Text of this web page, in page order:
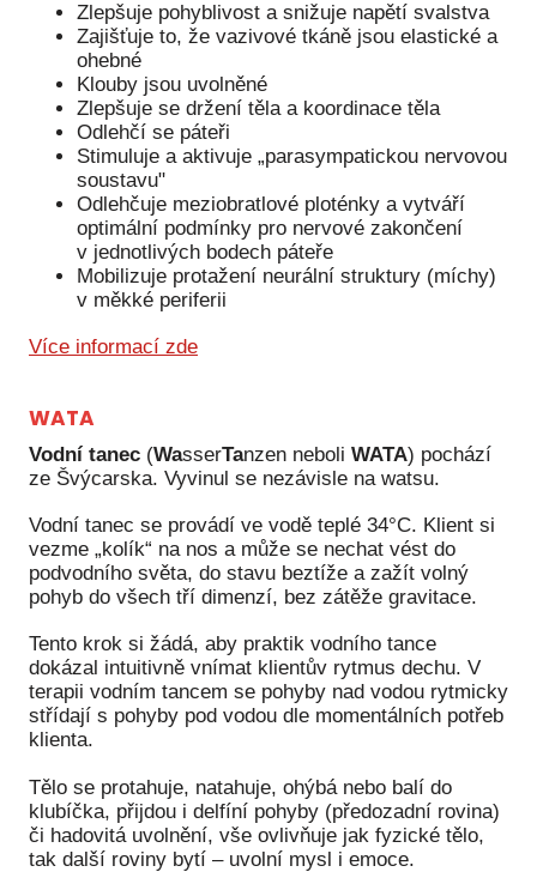
Zlepšuje pohyblivost a snižuje napětí svalstva
Zajišťuje to, že vazivové tkáně jsou elastické a
ohebné
Klouby jsou uvolněné
Zlepšuje se držení těla a koordinace těla
Odlehčí se páteři
Stimuluje a aktivuje „parasympatickou nervovou
soustavu"
Odlehčuje meziobratlové ploténky a vytváří
optimální podmínky pro nervové zakončení
v jednotlivých bodech páteře
Mobilizuje protažení neurální struktury (míchy)
v měkké periferii
Více informací zde
WATA
Vodní tanec (WasserTanzen neboli WATA) pochází
ze Švýcarska. Vyvinul se nezávisle na watsu.
Vodní tanec se provádí ve vodě teplé 34°C. Klient si
vezme „kolík“ na nos a může se nechat vést do
podvodního světa, do stavu beztíže a zažít volný
pohyb do všech tří dimenzí, bez zátěže gravitace.
Tento krok si žádá, aby praktik vodního tance
dokázal intuitivně vnímat klientův rytmus dechu. V
terapii vodním tancem se pohyby nad vodou rytmicky
střídají s pohyby pod vodou dle momentálních potřeb
klienta.
Tělo se protahuje, natahuje, ohýbá nebo balí do
klubíčka, přijdou i delfíní pohyby (předozadní rovina)
či hadovitá uvolnění, vše ovlivňuje jak fyzické tělo,
tak další roviny bytí – uvolní mysl i emoce.